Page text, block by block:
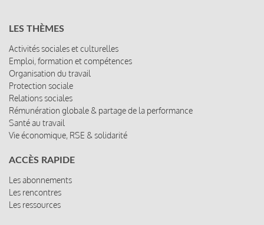
LES THÈMES
Activités sociales et culturelles
Emploi, formation et compétences
Organisation du travail
Protection sociale
Relations sociales
Rémunération globale & partage de la performance
Santé au travail
Vie économique, RSE & solidarité
ACCÈS RAPIDE
Les abonnements
Les rencontres
Les ressources